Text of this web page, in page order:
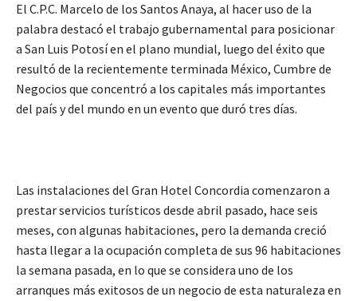
El C.P.C. Marcelo de los Santos Anaya, al hacer uso de la
palabra destacó el trabajo gubernamental para posicionar
a San Luis Potosí en el plano mundial, luego del éxito que
resultó de la recientemente terminada México, Cumbre de
Negocios que concentró a los capitales más importantes
del país y del mundo en un evento que duró tres días.
Las instalaciones del Gran Hotel Concordia comenzaron a
prestar servicios turísticos desde abril pasado, hace seis
meses, con algunas habitaciones, pero la demanda creció
hasta llegar a la ocupación completa de sus 96 habitaciones
la semana pasada, en lo que se considera uno de los
arranques más exitosos de un negocio de esta naturaleza en